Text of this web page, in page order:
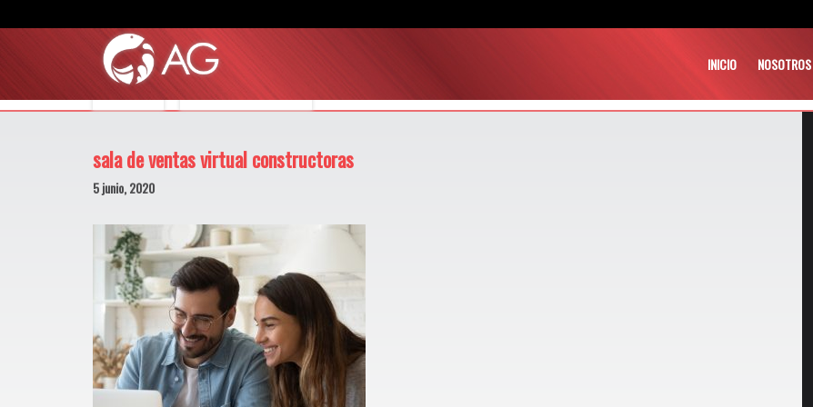
INICIO NOSOTROS
MUNDO AG
MUNDO CONSTRUCTOR
sala de ventas virtual constructoras
5 junio, 2020